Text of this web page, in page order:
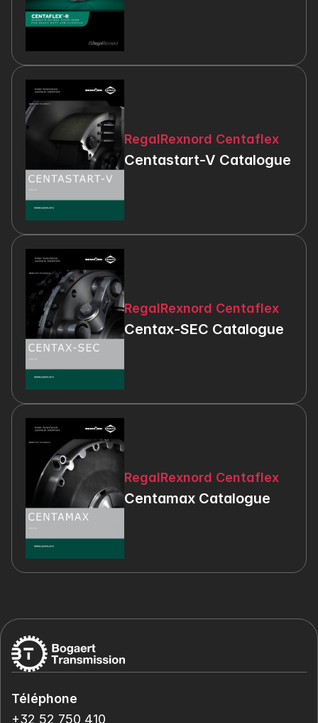
RegalRexnord Centaflex
Centastart-V Catalogue
RegalRexnord Centaflex
Centax-SEC Catalogue
RegalRexnord Centaflex
Centamax Catalogue
Téléphone
+32 52 750 410